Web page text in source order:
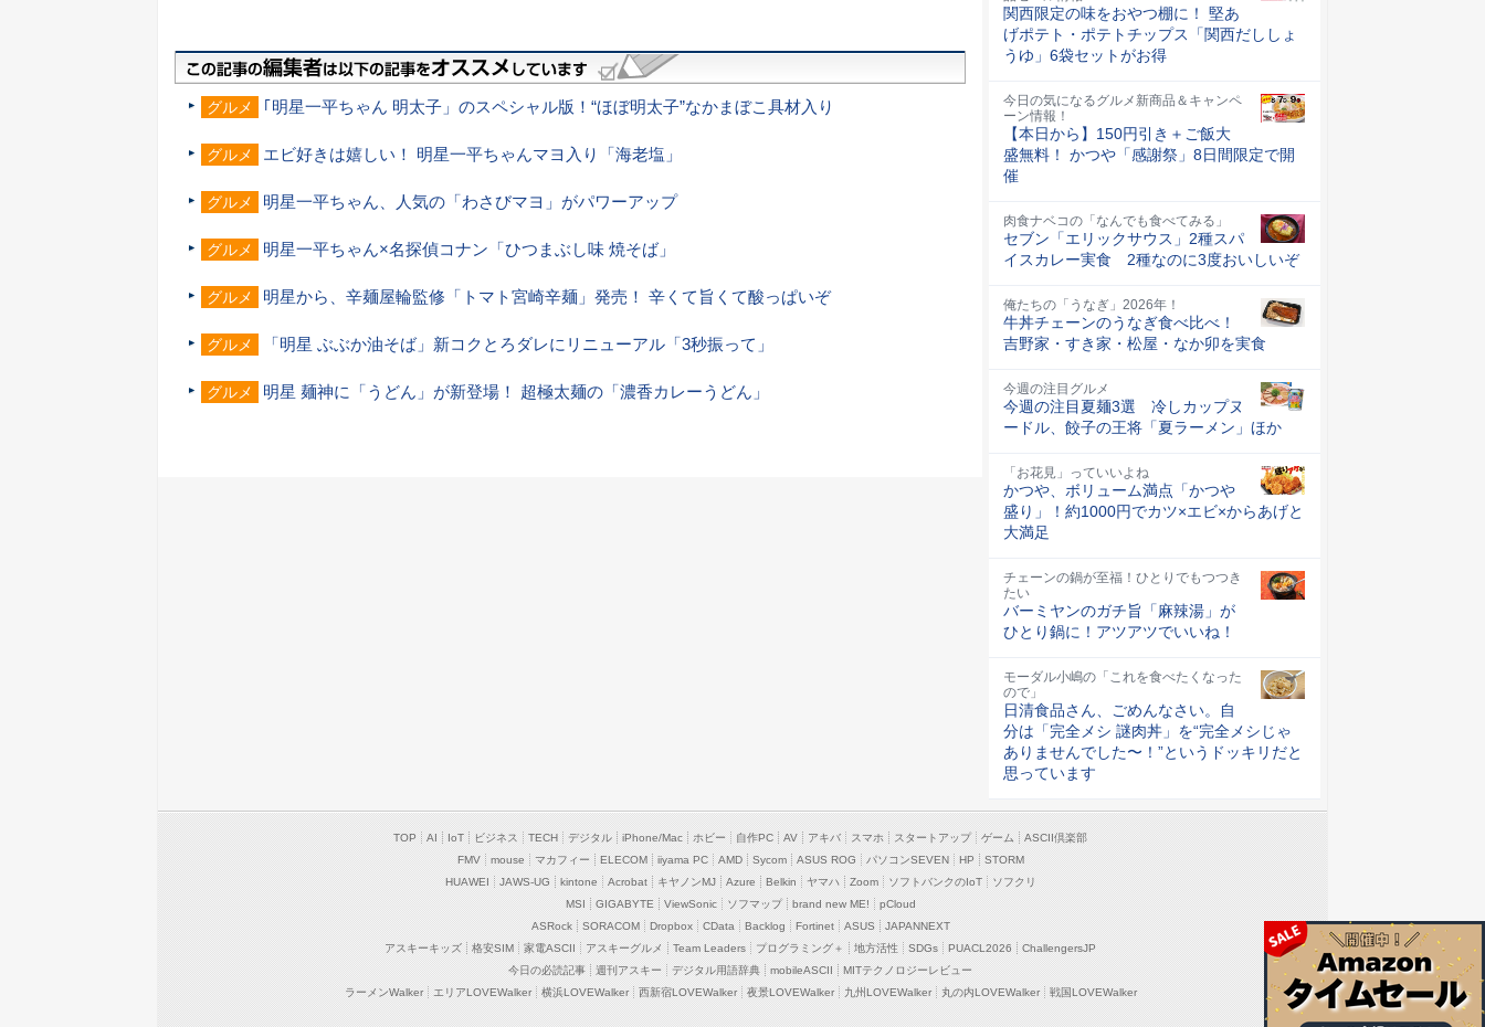
グルメ ｢明星一平ちゃん 明太子」のスペシャル版！“ほぼ明太子”なかまぼこ具材入り
グルメ エビ好きは嬉しい！ 明星一平ちゃんマヨ入り「海老塩」
グルメ 明星一平ちゃん、人気の「わさびマヨ」がパワーアップ
グルメ 明星一平ちゃん×名探偵コナン「ひつまぶし味 焼そば」
グルメ 明星から、辛麺屋輪監修「トマト宮崎辛麺」発売！ 辛くて旨くて酸っぱいぞ
グルメ 「明星 ぶぶか油そば」新コクとろダレにリニューアル「3秒振って」
グルメ 明星 麺神に「うどん」が新登場！ 超極太麺の「濃香カレーうどん」
関西限定の味をおやつ棚に！ 堅あ
げポテト・ポテトチップス「関西だししょ
うゆ」6袋セットがお得
今日の気になるグルメ新商品＆キャンペ
ーン情報！
【本日から】150円引き＋ご飯大
盛無料！ かつや「感謝祭」8日間限定で開
催
肉食ナベコの「なんでも食べてみる」
セブン「エリックサウス」2種スパ
イスカレー実食 2種なのに3度おいしいぞ
俺たちの「うなぎ」2026年！
牛丼チェーンのうなぎ食べ比べ！
吉野家・すき家・松屋・なか卯を実食
今週の注目グルメ
今週の注目夏麺3選 冷しカップヌ
ードル、餃子の王将「夏ラーメン」ほか
「お花見」っていいよね
かつや、ボリューム満点「かつや
盛り」！約1000円でカツ×エビ×からあげと
大満足
チェーンの鍋が至福！ひとりでもつつき
たい
バーミヤンのガチ旨「麻辣湯」が
ひとり鍋に！アツアツでいいね！
モーダル小嶋の「これを食べたくなった
ので」
日清食品さん、ごめんなさい。自
分は「完全メシ 謎肉丼」を“完全メシじゃ
ありませんでした〜！”というドッキリだと
思っています
TOP AI IoT ビジネス TECH デジタル iPhone/Mac ホビー 自作PC AV アキバ スマホ スタートアップ ゲーム
ASCII倶楽部
FMV
mouse マカフィー ELECOM iiyama PC AMD Sycom ASUS ROG パソコンSEVEN HP
STORM
HUAWEI
JAWS-UG kintone Acrobat キヤノンMJ Azure Belkin ヤマハ Zoom ソフトバンクのIoT
ソフクリ
MSI
GIGABYTE ViewSonic ソフマップ brand new ME!
pCloud
ASRock
SORACOM Dropbox CData Backlog Fortinet ASUS
JAPANNEXT
アスキーキッズ
格安SIM 家電ASCII アスキーグルメ Team Leaders プログラミング＋ 地方活性 SDGs PUACL2026
ChallengersJP
今日の必読記事
週刊アスキー デジタル用語辞典 mobileASCII
MITテクノロジーレビュー
ラーメンWalker
エリアLOVEWalker 横浜LOVEWalker 西新宿LOVEWalker 夜景LOVEWalker 九州LOVEWalker 丸の内LOVEWalker 戦国LOVEWalker